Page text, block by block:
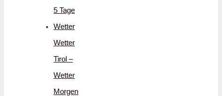
5 Tage
Wetter
Wetter
Tirol –
Wetter
Morgen